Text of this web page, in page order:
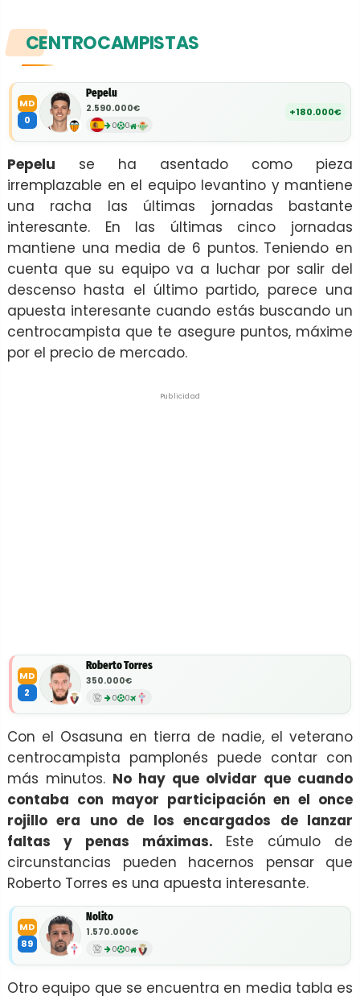
CENTROCAMPISTAS
MD
0
Pepelu
2.590.000€
0 0
+180.000€
Pepelu se ha asentado como pieza
irremplazable en el equipo levantino y mantiene
una racha las últimas jornadas bastante
interesante. En las últimas cinco jornadas
mantiene una media de 6 puntos. Teniendo en
cuenta que su equipo va a luchar por salir del
descenso hasta el último partido, parece una
apuesta interesante cuando estás buscando un
centrocampista que te asegure puntos, máxime
por el precio de mercado.
Publicidad
MD
2
Roberto Torres
350.000€
0 0
Con el Osasuna en tierra de nadie, el veterano
centrocampista pamplonés puede contar con
más minutos. No hay que olvidar que cuando
contaba con mayor participación en el once
rojillo era uno de los encargados de lanzar
faltas y penas máximas. Este cúmulo de
circunstancias pueden hacernos pensar que
Roberto Torres es una apuesta interesante.
MD
89
Nolito
1.570.000€
0 0
Otro equipo que se encuentra en media tabla es